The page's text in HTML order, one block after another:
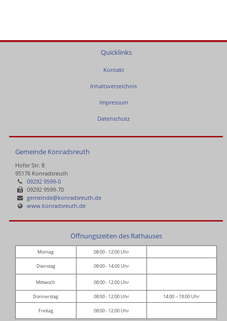
Quicklinks
Kontakt
Inhaltsverzeichnis
Impressum
Datenschutz
Gemeinde Konradsreuth
Hofer Str. 8
95176 Konradsreuth
09292 9599-0
09292 9599-70
gemeinde@konradsreuth.de
www.konradsreuth.de
Öffnungszeiten des Rathauses
Montag 08:00 - 12:00 Uhr
Dienstag 08:00 - 14:00 Uhr
Mittwoch 08:00 - 12:00 Uhr
Donnerstag 08:00 - 12:00 Uhr 14:00 – 18:00 Uhr
Freitag 08:00 - 12:00 Uhr